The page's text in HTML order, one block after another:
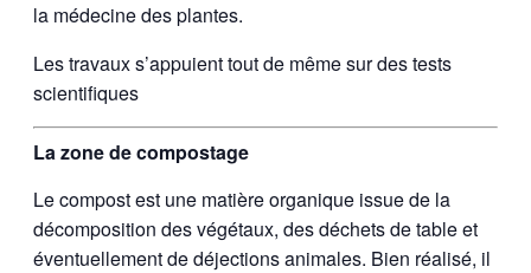
la médecine des plantes.
Les travaux s’appuient tout de même sur des tests
scientifiques
La zone de compostage
Le compost est une matière organique issue de la
décomposition des végétaux, des déchets de table et
éventuellement de déjections animales. Bien réalisé, il